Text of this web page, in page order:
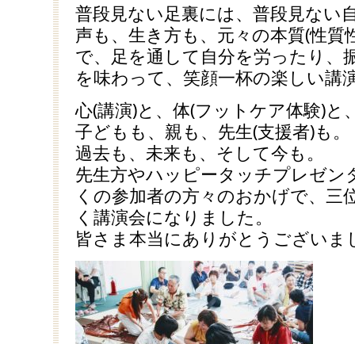
普段見ない足裏には、普段見ない
声も、生き方も、元々の本質(性
で、足を通して自分を労ったり、
を味わって、笑顔一杯の楽しい講
心(講演)と、体(フットケア体験)と
子どもも、親も、先生(支援者)も。
過去も、未来も、そして今も。
先生方やハッピータッチプレゼン
くの参加者の方々のおかげで、三
く講演会になりました。
皆さま本当にありがとうございま